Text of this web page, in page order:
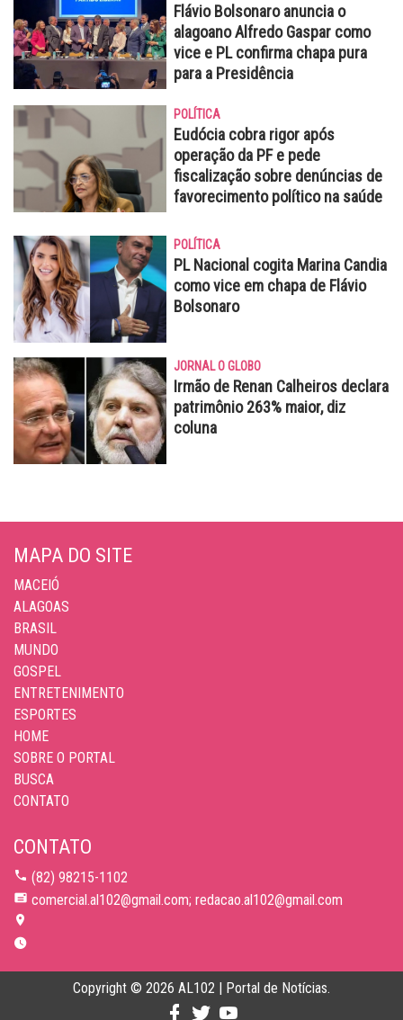
Flávio Bolsonaro anuncia o
alagoano Alfredo Gaspar como
vice e PL confirma chapa pura
para a Presidência
POLÍTICA
Eudócia cobra rigor após
operação da PF e pede
fiscalização sobre denúncias de
favorecimento político na saúde
POLÍTICA
PL Nacional cogita Marina Candia
como vice em chapa de Flávio
Bolsonaro
JORNAL O GLOBO
Irmão de Renan Calheiros declara
patrimônio 263% maior, diz
coluna
MAPA DO SITE
MACEIÓ
ALAGOAS
BRASIL
MUNDO
GOSPEL
ENTRETENIMENTO
ESPORTES
HOME
SOBRE O PORTAL
BUSCA
CONTATO
CONTATO
(82) 98215-1102
comercial.al102@gmail.com; redacao.al102@gmail.com
Copyright © 2026 AL102 | Portal de Notícias.